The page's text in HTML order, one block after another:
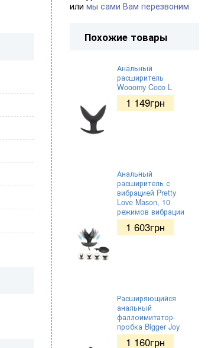
или мы сами Вам перезвоним
Похожие товары
Анальный
расширитель
Wooomy Coco L
1 149грн
Анальный
расширитель с
вибрацией Pretty
Love Mason, 10
режимов вибрации
1 603грн
Расширяющийся
анальный
фаллоимитатор-
пробка Bigger Joy
1 160грн